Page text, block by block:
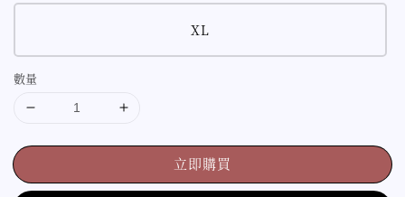
XL
數量
立即購買